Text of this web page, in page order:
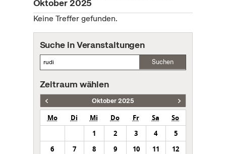
Oktober 2025
Keine Treffer gefunden.
Suche in Veranstaltungen
Suchen
Zeitraum wählen
Oktober 2025
Mo Di Mi Do Fr Sa
So
1
2 3 4
5
6
7 8 9 10 11
12